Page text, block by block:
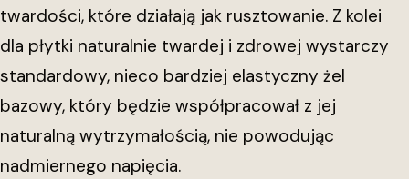
twardości, które działają jak rusztowanie. Z kolei
dla płytki naturalnie twardej i zdrowej wystarczy
standardowy, nieco bardziej elastyczny żel
bazowy, który będzie współpracował z jej
naturalną wytrzymałością, nie powodując
nadmiernego napięcia.